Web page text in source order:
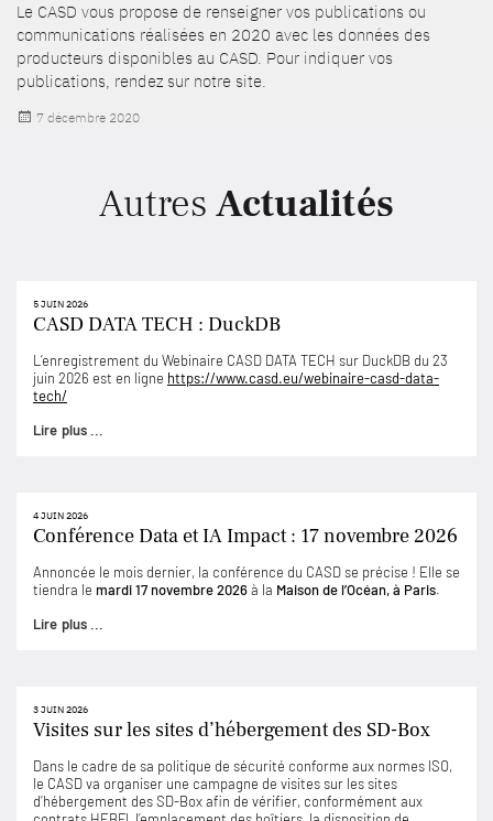
Le CASD vous propose de renseigner vos publications ou
communications réalisées en 2020 avec les données des
producteurs disponibles au CASD. Pour indiquer vos
publications, rendez sur notre site.
Publié
7 décembre 2020
Autres Actualités
5 JUIN 2026
CASD DATA TECH : DuckDB
L’enregistrement du Webinaire CASD DATA TECH sur DuckDB du 23
juin 2026 est en ligne https://www.casd.eu/webinaire-casd-data-
tech/
Lire plus ...
4 JUIN 2026
Conférence Data et IA Impact : 17 novembre 2026
Annoncée le mois dernier, la conférence du CASD se précise ! Elle se
tiendra le mardi 17 novembre 2026à la Maison de l’Océan, à Paris.
Lire plus ...
3 JUIN 2026
Visites sur les sites d’hébergement des SD-Box
Dans le cadre de sa politique de sécurité conforme aux normes ISO,
le CASD va organiser une campagne de visites sur les sites
d’hébergement des SD-Box afin de vérifier, conformément aux